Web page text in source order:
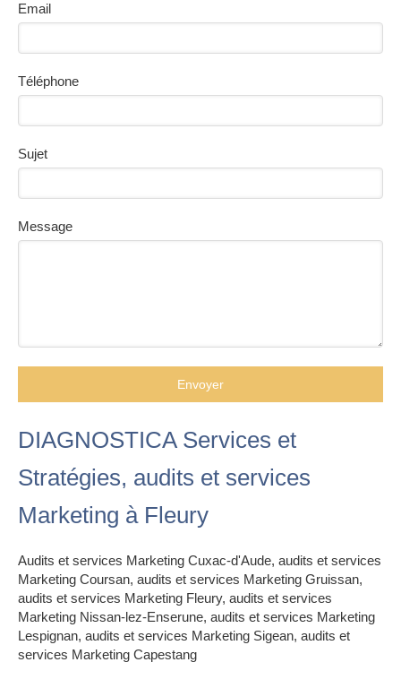
Email
Téléphone
Sujet
Message
Envoyer
DIAGNOSTICA Services et
Stratégies, audits et services
Marketing à Fleury
Audits et services Marketing Cuxac-d'Aude, audits et services
Marketing Coursan, audits et services Marketing Gruissan,
audits et services Marketing Fleury, audits et services
Marketing Nissan-lez-Enserune, audits et services Marketing
Lespignan, audits et services Marketing Sigean, audits et
services Marketing Capestang